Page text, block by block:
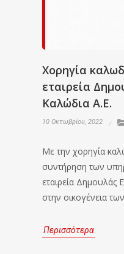
Χορηγία
εταιρεία
Καλώδια Α.Ε.
10 Οκτωβρίου, 2022
Με την χορηγία
συντήρηση των
εταιρεία Δημουλάς
στην οικογένεια
Περισσότερα